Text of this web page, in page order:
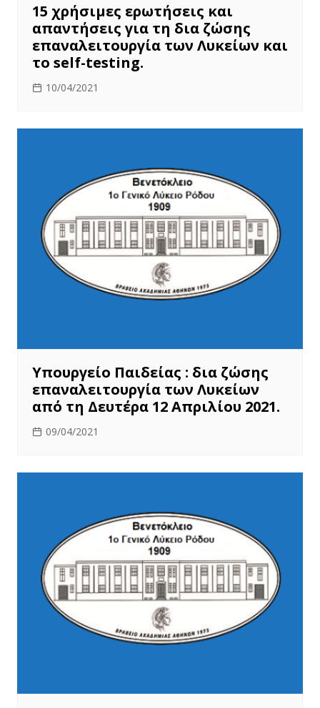
15 χρήσιμες ερωτήσεις και
απαντήσεις για τη δια ζώσης
επαναλειτουργία των Λυκείων και
το self-testing.
10/04/2021
Υπουργείο Παιδείας : δια ζώσης
επαναλειτουργία των Λυκείων
από τη Δευτέρα 12 Απριλίου 2021.
09/04/2021